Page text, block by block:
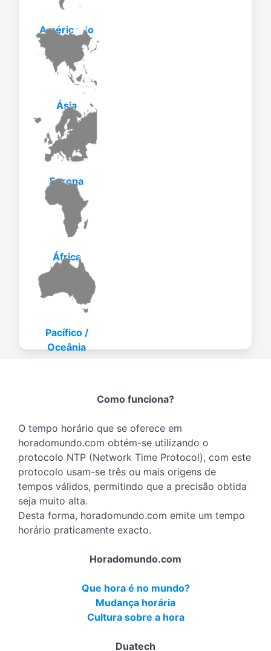
América do
Ásia
Europa
África
Pacífico /
Oceânia
Como funciona?
O tempo horário que se oferece em
horadomundo.com obtém-se utilizando o
protocolo NTP (Network Time Protocol), com este
protocolo usam-se três ou mais origens de
tempos válidos, permitindo que a precisão obtida
seja muito alta.
Desta forma, horadomundo.com emite um tempo
horário praticamente exacto.
Horadomundo.com
Que hora é no mundo?
Mudança horária
Cultura sobre a hora
Duatech